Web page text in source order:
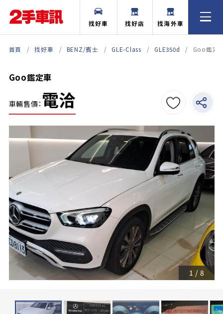
找好車 找好店 找海外車
首頁 找好車 BENZ/賓士 GLE-Class GLE350d Goo鑑定
Goo鑑定車
車輛售價： 電洽
1 / 8